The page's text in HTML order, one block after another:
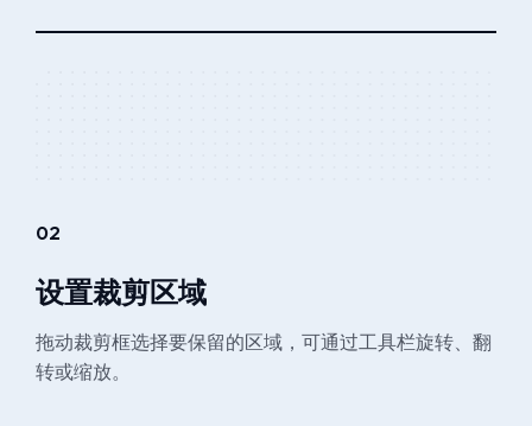
02
设置裁剪区域
拖动裁剪框选择要保留的区域，可通过工具栏旋转、翻
转或缩放。